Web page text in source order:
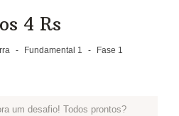
4 Rs
- Fundamental 1 - Fase 1
um desafio! Todos prontos?